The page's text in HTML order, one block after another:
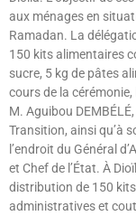
aux ménages en
Ramadan. La
150 kits alimentaires
sucre, 5 kg de pâtes
cours de la
M. Aguibou
Transition, ainsi qu’à
l’endroit du Général
et Chef de l’État. À
distribution de 150
administratives et